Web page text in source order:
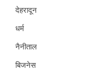
देहरादून
धर्म
नैनीताल
बिजनेस